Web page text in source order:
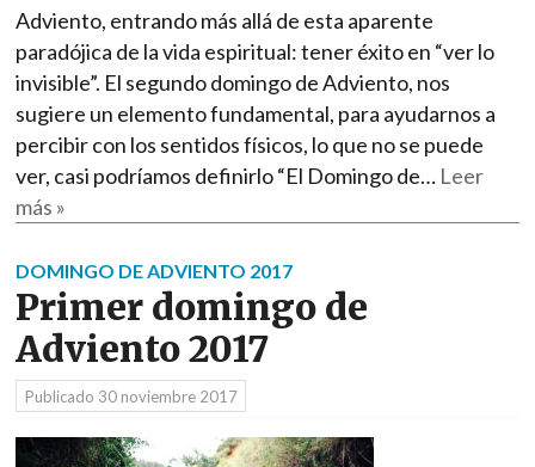
Adviento, entrando más allá de esta aparente
paradójica de la vida espiritual: tener éxito en “ver lo
invisible”. El segundo domingo de Adviento, nos
sugiere un elemento fundamental, para ayudarnos a
percibir con los sentidos físicos, lo que no se puede
ver, casi podríamos definirlo “El Domingo de… Leer
más »
DOMINGO DE ADVIENTO 2017
Primer domingo de
Adviento 2017
Publicado 30 noviembre 2017